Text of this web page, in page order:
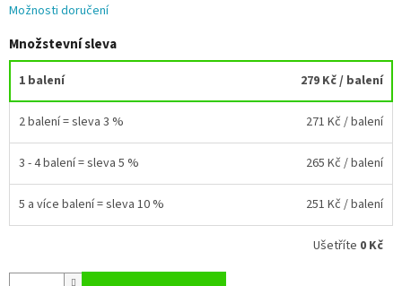
Možnosti doručení
Množstevní sleva
1 balení 279 Kč/ balení
2 balení = sleva 3 % 271 Kč / balení
3 - 4 balení = sleva 5 % 265 Kč / balení
5 a více balení = sleva 10 % 251 Kč / balení
Ušetříte 0 Kč